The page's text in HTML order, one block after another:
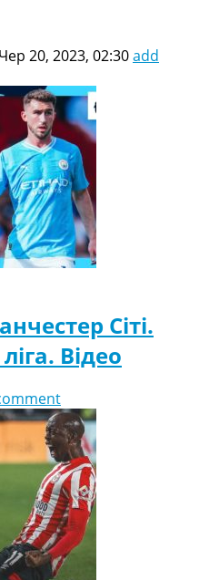
Чер 20, 2023, 02:30add
Сіті.
Відео